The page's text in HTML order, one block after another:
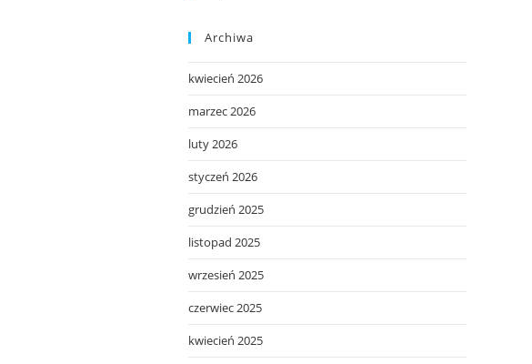
Archiwa
kwiecień 2026
marzec 2026
luty 2026
styczeń 2026
grudzień 2025
listopad 2025
wrzesień 2025
czerwiec 2025
kwiecień 2025